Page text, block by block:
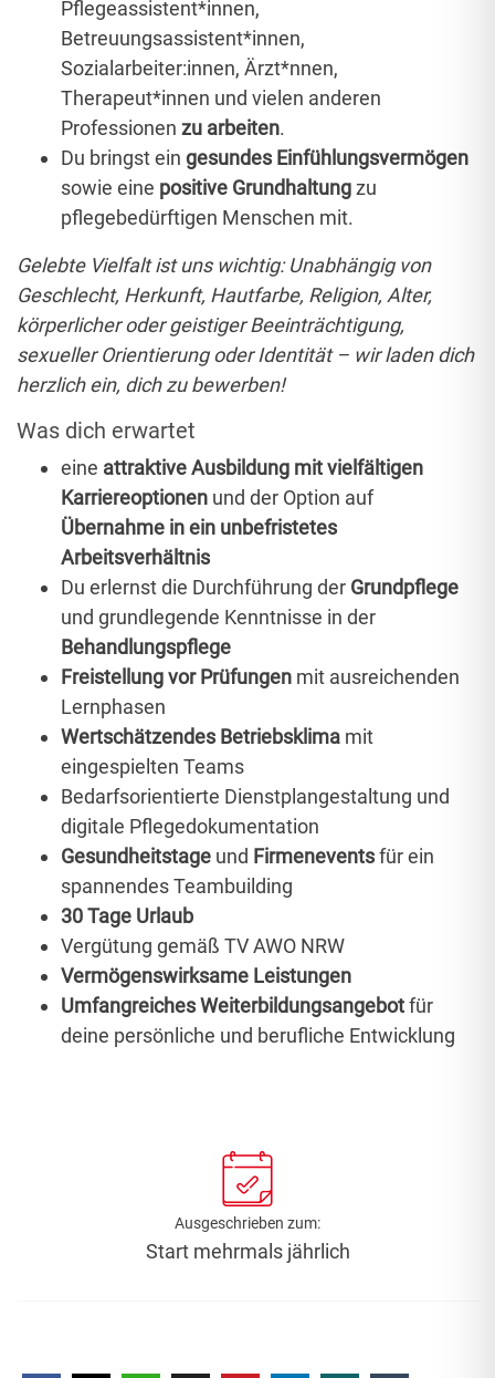
Pflegeassistent*innen,
Betreuungsassistent*innen,
Sozialarbeiter:innen, Ärzt*nnen,
Therapeut*innen und vielen anderen
Professionen zu arbeiten.
Du bringst ein gesundes Einfühlungsvermögen
sowie eine positive Grundhaltungzu
pflegebedürftigen Menschen mit.
Gelebte Vielfalt ist uns wichtig: Unabhängig von
Geschlecht, Herkunft, Hautfarbe, Religion, Alter,
körperlicher oder geistiger Beeinträchtigung,
sexueller Orientierung oder Identität – wir laden dich
herzlich ein, dich zu bewerben!
Was dich erwartet
eine attraktive Ausbildung mit vielfältigen
Karriereoptionen und der Option auf
Übernahme in ein unbefristetes
Arbeitsverhältnis
Du erlernst die Durchführung der Grundpflege
und grundlegende Kenntnisse in der
Behandlungspflege
Freistellung vor Prüfungen mit ausreichenden
Lernphasen
Wertschätzendes Betriebsklima mit
eingespielten Teams
Bedarfsorientierte Dienstplangestaltung und
digitale Pflegedokumentation
Gesundheitstage und Firmeneventsfür ein
spannendes Teambuilding
30 Tage Urlaub
Vergütung gemäß TV AWO NRW
Vermögenswirksame Leistungen
Umfangreiches Weiterbildungsangebotfür
deine persönliche und berufliche Entwicklung
Ausgeschrieben zum:
Start mehrmals jährlich